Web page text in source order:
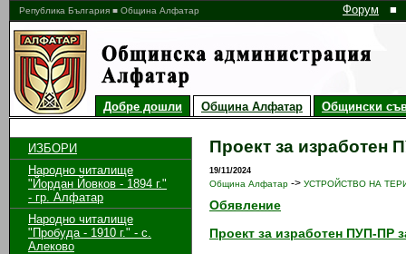
Република България ■ Община Алфатар Форум ■
Добре дошли Община Алфатар Общински
ИЗБОРИ
Народно читалище
"Йордан Йовков - 1894 г."
- гр. Алфатар
Народно читалище
"Пробуда - 1910 г." - с.
Алеково
Проект за изработен
19/11/2024
Община Алфатар -> УСТРОЙСТВО НА
Обявление
Проект за изработен ПУП-ПР